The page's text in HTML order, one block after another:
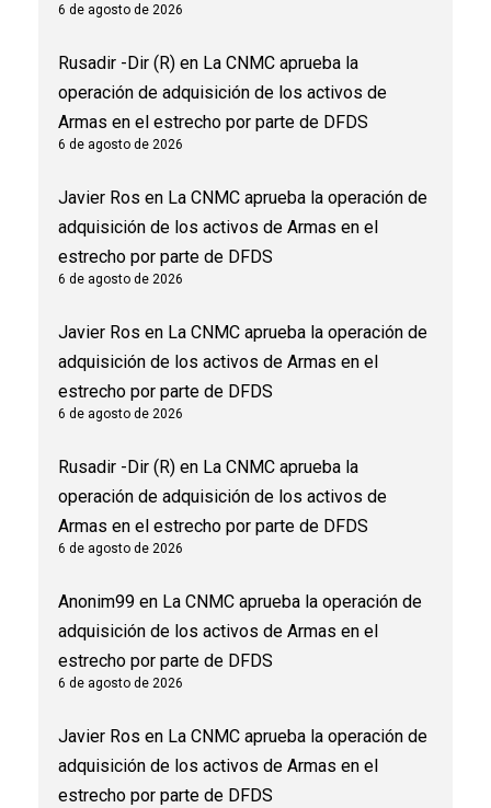
6 de agosto de 2026
Rusadir -Dir (R) en La CNMC aprueba la
operación de adquisición de los activos de
Armas en el estrecho por parte de DFDS
6 de agosto de 2026
Javier Ros en La CNMC aprueba la operación de
adquisición de los activos de Armas en el
estrecho por parte de DFDS
6 de agosto de 2026
Javier Ros en La CNMC aprueba la operación de
adquisición de los activos de Armas en el
estrecho por parte de DFDS
6 de agosto de 2026
Rusadir -Dir (R) en La CNMC aprueba la
operación de adquisición de los activos de
Armas en el estrecho por parte de DFDS
6 de agosto de 2026
Anonim99 en La CNMC aprueba la operación de
adquisición de los activos de Armas en el
estrecho por parte de DFDS
6 de agosto de 2026
Javier Ros en La CNMC aprueba la operación de
adquisición de los activos de Armas en el
estrecho por parte de DFDS